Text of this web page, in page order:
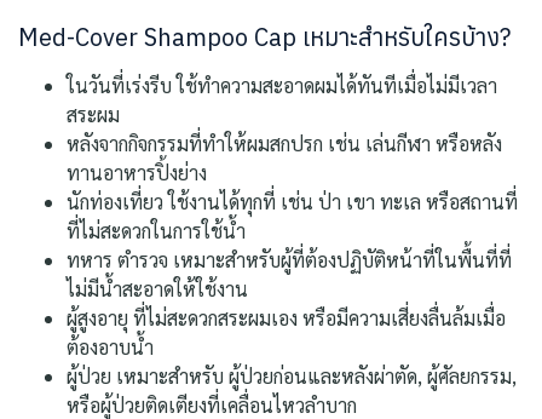
Med-Cover Shampoo Cap เหมาะสำหรับใครบ้าง?
ในวันที่เร่งรีบ ใช้ทำความสะอาดผมได้ทันทีเมื่อไม่มีเวลา
สระผม
หลังจากกิจกรรมที่ทำให้ผมสกปรก เช่น เล่นกีฬา หรือหลัง
ทานอาหารปิ้งย่าง
นักท่องเที่ยว ใช้งานได้ทุกที่ เช่น ป่า เขา ทะเล หรือสถานที่
ที่ไม่สะดวกในการใช้น้ำ
ทหาร ตำรวจ เหมาะสำหรับผู้ที่ต้องปฏิบัติหน้าที่ในพื้นที่ที่
ไม่มีน้ำสะอาดให้ใช้งาน
ผู้สูงอายุ ที่ไม่สะดวกสระผมเอง หรือมีความเสี่ยงลื่นล้มเมื่อ
ต้องอาบน้ำ
ผู้ป่วย เหมาะสำหรับ ผู้ป่วยก่อนและหลังผ่าตัด, ผู้ศัลยกรรม,
หรือผู้ป่วยติดเตียงที่เคลื่อนไหวลำบาก